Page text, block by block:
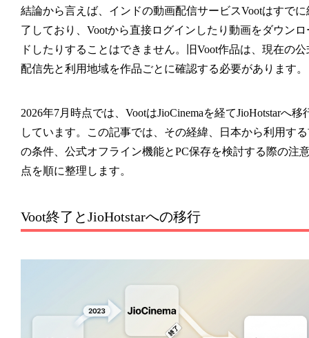
結論から言えば、インドの動画配信サービスVootはすでに
了しており、Vootから直接ログインしたり動画をダウンロ
ドしたりすることはできません。旧Voot作品は、現在の公
配信先と利用地域を作品ごとに確認する必要があります。
2026年7月時点では、VootはJioCinemaを経てJioHotstarへ移
しています。この記事では、その経緯、日本から利用す
の条件、公式オフライン機能とPC保存を検討する際の注
点を順に整理します。
Voot終了とJioHotstarへの移行